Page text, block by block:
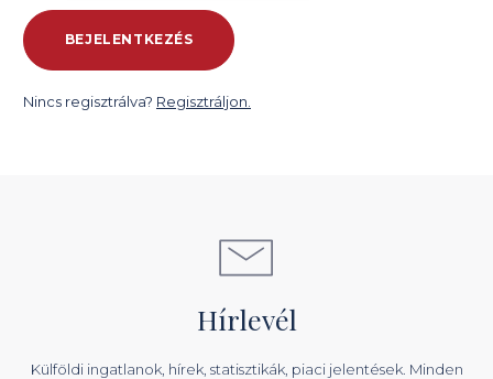
Nincs regisztrálva? Regisztráljon.
Hírlevél
Külföldi ingatlanok, hírek, statisztikák, piaci jelentések. Minden